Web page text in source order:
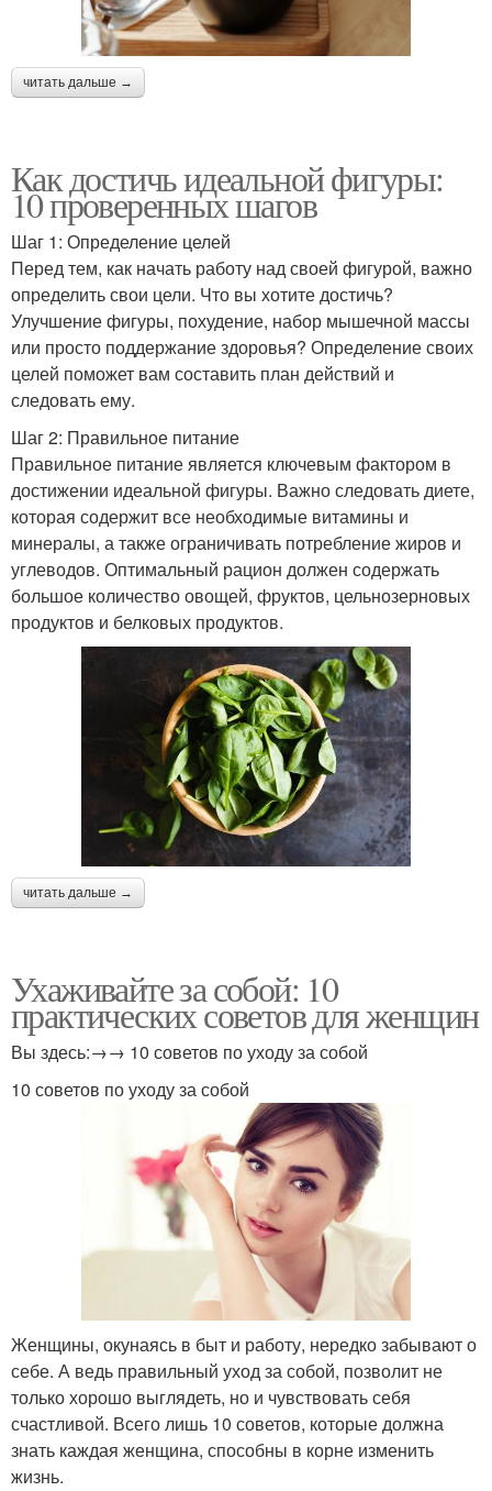
читать дальше →
Как достичь идеальной фигуры:
10 проверенных шагов
Шаг 1: Определение целей
Перед тем, как начать работу над своей фигурой, важно
определить свои цели. Что вы хотите достичь?
Улучшение фигуры, похудение, набор мышечной массы
или просто поддержание здоровья? Определение своих
целей поможет вам составить план действий и
следовать ему.
Шаг 2: Правильное питание
Правильное питание является ключевым фактором в
достижении идеальной фигуры. Важно следовать диете,
которая содержит все необходимые витамины и
минералы, а также ограничивать потребление жиров и
углеводов. Оптимальный рацион должен содержать
большое количество овощей, фруктов, цельнозерновых
продуктов и белковых продуктов.
читать дальше →
Ухаживайте за собой: 10
практических советов для женщин
Вы здесь:→→ 10 советов по уходу за собой
10 советов по уходу за собой
Женщины, окунаясь в быт и работу, нередко забывают о
себе. А ведь правильный уход за собой, позволит не
только хорошо выглядеть, но и чувствовать себя
счастливой. Всего лишь 10 советов, которые должна
знать каждая женщина, способны в корне изменить
жизнь.